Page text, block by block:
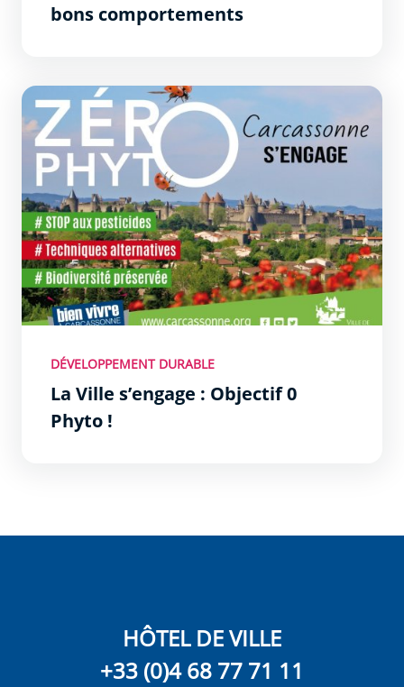
bons comportements
La Ville s’engage : Objectif 0 Phyto !
DÉVELOPPEMENT DURABLE
La Ville s’engage : Objectif 0
Phyto !
HÔTEL DE VILLE
+33 (0)4 68 77 71 11